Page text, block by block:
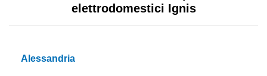
elettrodomestici Ignis
Alessandria